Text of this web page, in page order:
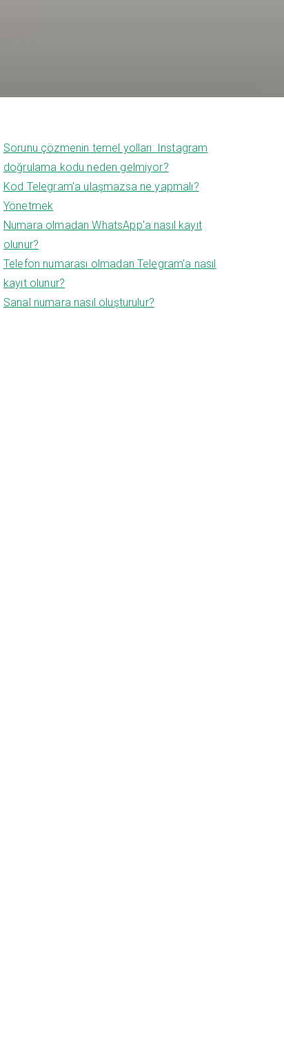
Sorunu çözmenin temel yolları: Instagram
doğrulama kodu neden gelmiyor?
Kod Telegram'a ulaşmazsa ne yapmalı?
Yönetmek
Numara olmadan WhatsApp'a nasıl kayıt
olunur?
Telefon numarası olmadan Telegram'a nasıl
kayıt olunur?
Sanal numara nasıl oluşturulur?